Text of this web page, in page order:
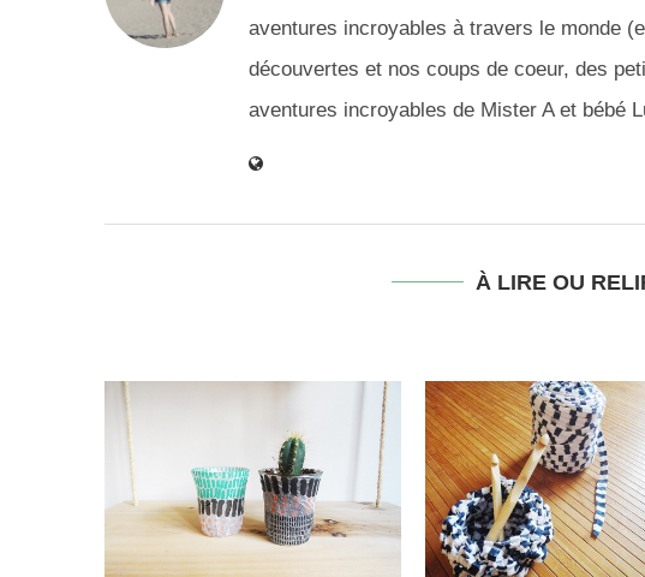
aventures incroyables à travers le monde
découvertes et nos coups de coeur, des
aventures incroyables de Mister A et bébé
À LIRE OU